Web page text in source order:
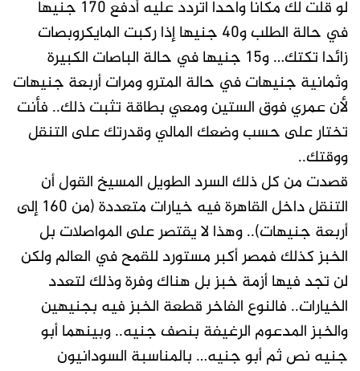
لو قلت لك مكانا واحدا اتردد عليه أدفع ١٧٠ جنيها
في حالة الطلب و٤٠ جنيها إذا ركبت المايكروبصات
زائدا تكتك… و١٥ جنيها في حالة الباصات الكبيرة
وثمانية جنيهات في حالة المترو ومرات أربعة جنيهات
لأن عمري فوق الستين ومعي بطاقة تثبت ذلك.. فأنت
تختار على حسب وضعك المالي وقدرتك على التنقل
ووقتك..
قصدت من كل ذلك السرد الطويل المسيخ القول أن
التنقل داخل القاهرة فيه خيارات متعددة (من ١٦٠ إلى
أربعة جنيهات).. وهذا لا يقتصر على المواصلات بل
الخبز كذلك فمصر أكبر مستورد للقمح في العالم ولكن
لن تجد فيها أزمة خبز بل هناك وفرة وذلك لتعدد
الخيارات.. فالنوع الفاخر قطعة الخبز فيه بجنيهين
والخبز المدعوم الرغيفة بنصف جنيه.. وبينهما أبو
جنيه نص ثم أبو جنيه… بالمناسبة السودانيون